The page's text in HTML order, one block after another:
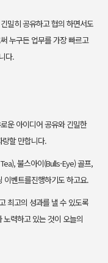
밀히 공유하고 협의 하면서도
누구든 업무를 가장 빠르고
다.
운 아이디어 공유와긴밀한
할 만합니다.
불스아이(Bulls-Eye) 골프,
이벤트를진행하기도 하고요.
최고의 성과를 낼 수 있도록
노력하고 있는것이 오늘의